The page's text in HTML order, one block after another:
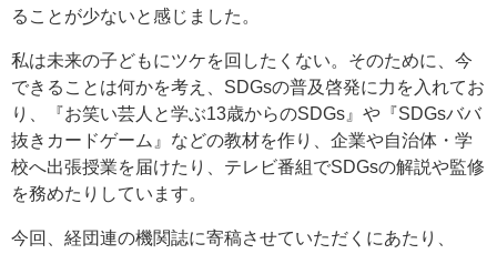
ることが少ないと感じました。
私は未来の子どもにツケを回したくない。そのために、今
できることは何かを考え、SDGsの普及啓発に力を入れてお
り、『お笑い芸人と学ぶ13歳からのSDGs』や『SDGsババ
抜きカードゲーム』などの教材を作り、企業や自治体・学
校へ出張授業を届けたり、テレビ番組でSDGsの解説や監修
を務めたりしています。
今回、経団連の機関誌に寄稿させていただくにあたり、